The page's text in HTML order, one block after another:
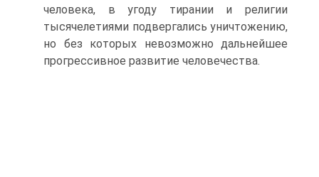
человека, в угоду тирании и религии
тысячелетиями подвергались уничтожению,
но без которых невозможно дальнейшее
прогрессивное развитие человечества.